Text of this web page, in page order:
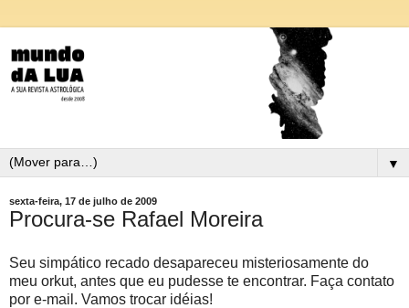
▼
sexta-feira, 17 de julho de 2009
Procura-se Rafael Moreira
Seu simpático recado desapareceu misteriosamente do
meu orkut, antes que eu pudesse te encontrar. Faça contato
por e-mail. Vamos trocar idéias!